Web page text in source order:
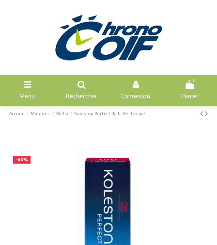
Menu Rechercher Connexion
0
Panier
Accueil Marques Wella Koleston Perfect Reds Déstokage
-60%